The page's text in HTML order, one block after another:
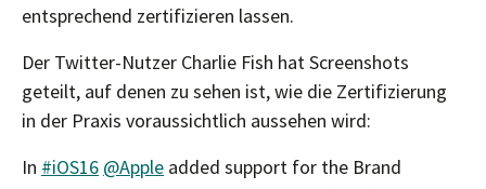
entsprechend zertifizieren lassen.
Der Twitter-Nutzer Charlie Fish hat Screenshots
geteilt, auf denen zu sehen ist, wie die Zertifizierung
in der Praxis voraussichtlich aussehen wird:
In #iOS16 @Apple added support for the Brand